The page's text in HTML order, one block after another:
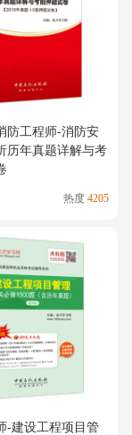
防工程师-消防安
历年真题详解与考
热度 4205
-建设工程项目管